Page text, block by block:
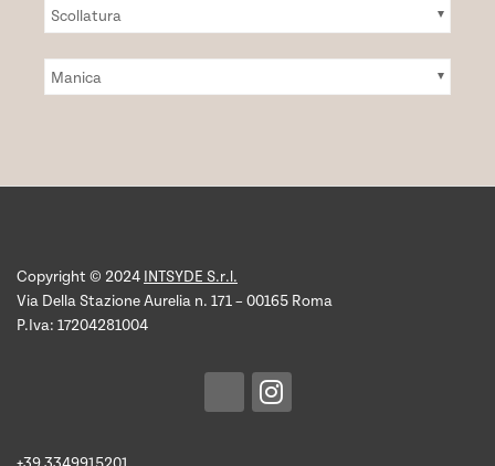
Scollatura
Manica
Copyright © 2024 INTSYDE S.r.l.
Via Della Stazione Aurelia n. 171 – 00165 Roma
P.Iva: 17204281004
+39 3349915201